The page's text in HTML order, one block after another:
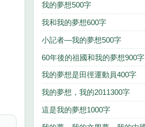
我的夢想500字
我和我的夢想600字
小記者—我的夢想500字
60年後的祖國和我的夢想900字
我的夢想是田徑運動員400字
我的夢想，我的2011300字
這是我的夢想1000字